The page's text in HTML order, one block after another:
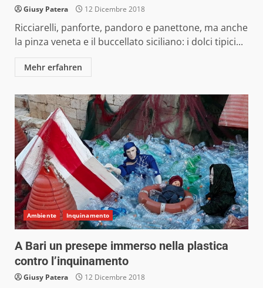
Giusy Patera 12 Dicembre 2018
Ricciarelli, panforte, pandoro e panettone, ma anche
la pinza veneta e il buccellato siciliano: i dolci tipici...
Mehr erfahren
Ambiente Inquinamento
A Bari un presepe immerso nella plastica
contro l’inquinamento
Giusy Patera 12 Dicembre 2018